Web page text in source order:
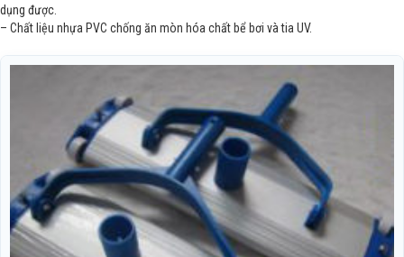
dụng được.
– Chất liệu nhựa PVC chống ăn mòn hóa chất bể bơi và tia UV.